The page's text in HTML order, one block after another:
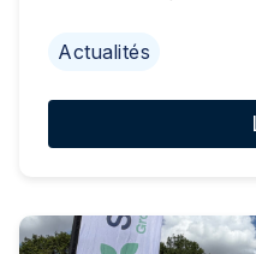
Actualités